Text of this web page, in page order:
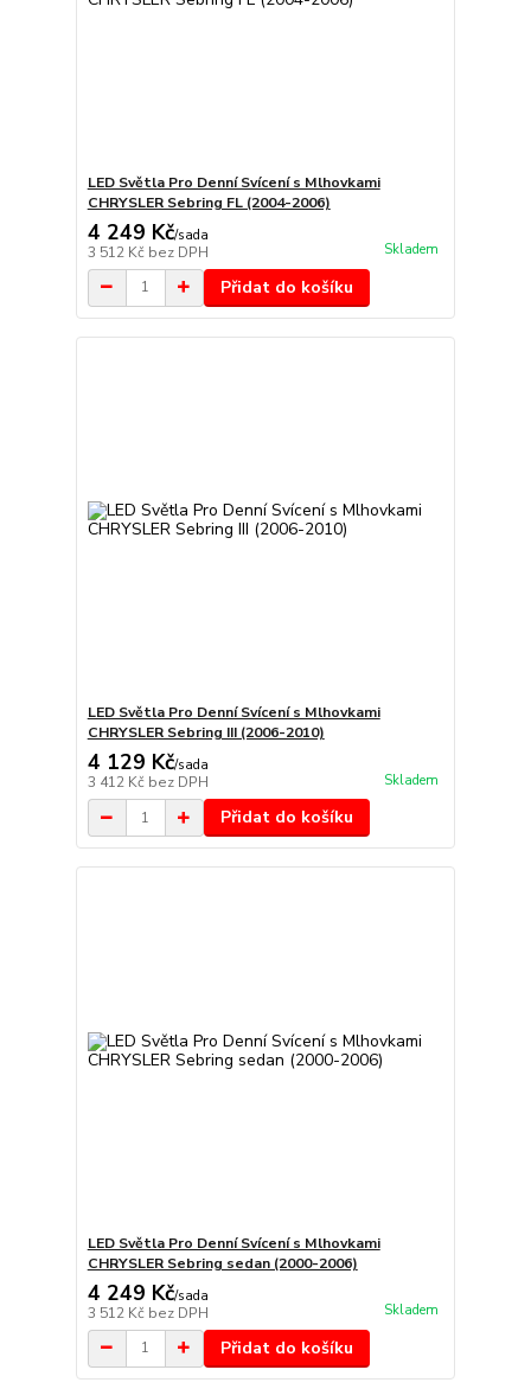
LED Světla Pro Denní Svícení s Mlhovkami
CHRYSLER Sebring FL (2004-2006)
4 249 Kč/sada
3 512 Kč bez DPH Skladem
Přidat do košíku
LED Světla Pro Denní Svícení s Mlhovkami
CHRYSLER Sebring III (2006-2010)
4 129 Kč/sada
3 412 Kč bez DPH Skladem
Přidat do košíku
LED Světla Pro Denní Svícení s Mlhovkami
CHRYSLER Sebring sedan (2000-2006)
4 249 Kč/sada
3 512 Kč bez DPH Skladem
Přidat do košíku